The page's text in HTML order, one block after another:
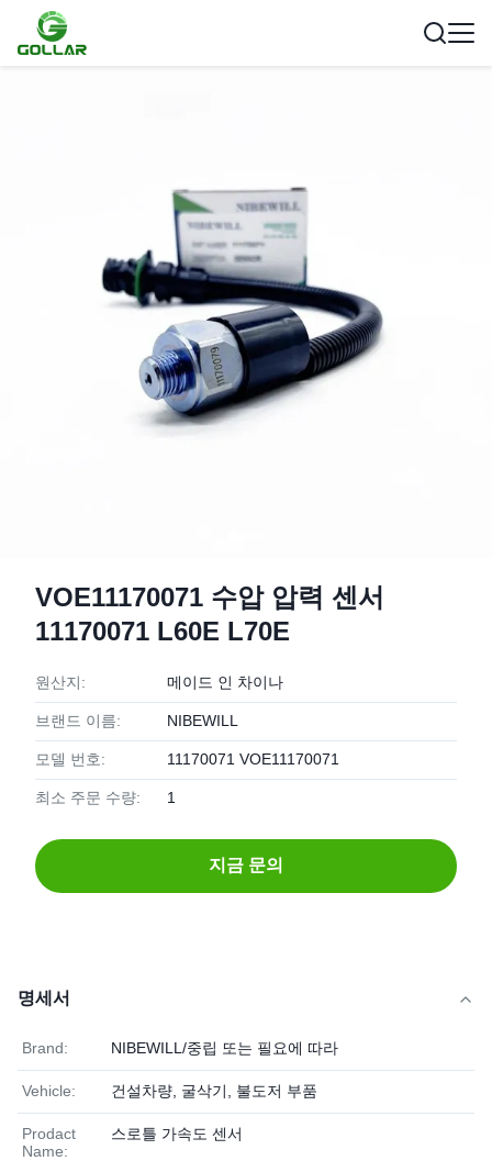
VOE11170071 수압 압력 센서
11170071 L60E L70E
원산지: 메이드 인 차이나
브랜드 이름: NIBEWILL
모델 번호: 11170071 VOE11170071
최소 주문 수량: 1
지금 문의
명세서
Brand: NIBEWILL/중립 또는 필요에 따라
Vehicle: 건설차량, 굴삭기, 불도저 부품
Prodact
Name:
스로틀 가속도 센서